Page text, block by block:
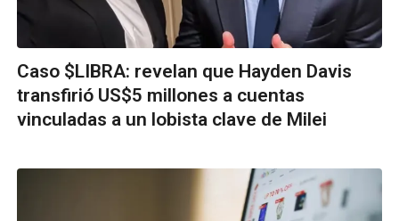
Caso $LIBRA: revelan que Hayden Davis
transfirió US$5 millones a cuentas
vinculadas a un lobista clave de Milei